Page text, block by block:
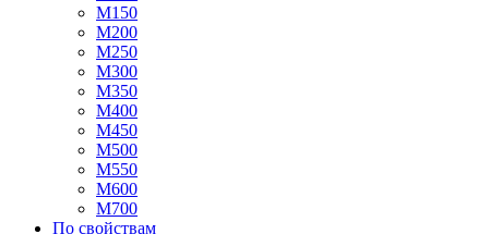
М150
М200
М250
М300
М350
М400
М450
М500
М550
М600
М700
По свойствам